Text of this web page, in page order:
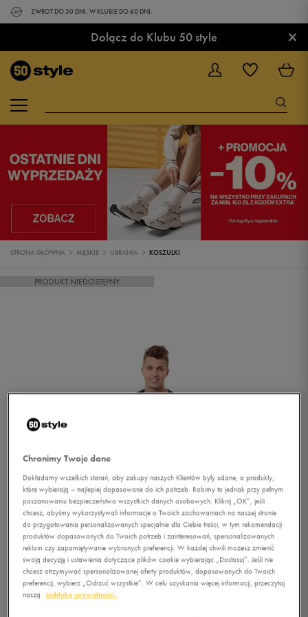
ZWROT DO 30 DNI. W KLUBIE DO 60 DNI.
Dołącz do Klubu 50 style ×
STRONA GŁÓWNA MĘSKIE UBRANIA KOSZULKI
PRODUKT NIEDOSTĘPNY
Chronimy Twoje dane
Dokładamy wszelkich starań, aby zakupy naszych Klientów były udane, a produkty,
które wybierają – najlepiej dopasowane do ich potrzeb. Robimy to jednak przy pełnym
poszanowaniu bezpieczeństwa wszystkich danych osobowych. Kliknij „OK”, jeśli
chcesz, abyśmy wykorzystywali informacje o Twoich zachowaniach na naszej stronie
do przygotowania personalizowanych specjalnie dla Ciebie treści, w tym rekomendacji
produktów dopasowanych do Twoich potrzeb i zainteresowań, spersonalizowanych
reklam czy zapamiętywanie wybranych preferencji. W każdej chwili możesz zmienić
swoją decyzję i ustawienia dotyczące plików cookie wybierając „Dostosuj”. Jeśli nie
chcesz otrzymywać spersonalizowanej oferty produktów, dopasowanych do Twoich
preferencji, wybierz „Odrzuć wszystkie”. W celu uzyskania więcej informacji, przeczytaj
naszą
politykę prywatności.